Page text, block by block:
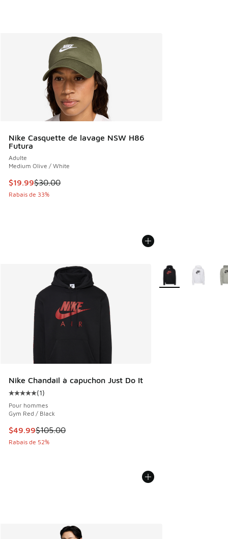
Nike Casquette de lavage NSW H86
Futura
Adulte
Medium Olive / White
Cet article est en solde. Le prix est passé de $30.00 à
$19.99$30.00
Rabais de 33%
Nike Chandail à capuchon Just Do It
Cote moyenne du client - [5 sur 5 étoiles], 1 commentaires
(1)
Pour hommes
Gym Red / Black
Cet article est en solde. Le prix est passé de $105.00 à
$49.99$105.00
Rabais de 52%
Plus de couleurs